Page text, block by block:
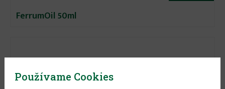
FerrumOil 50ml
Používame Cookies